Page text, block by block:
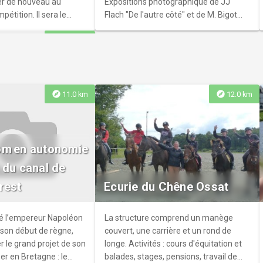
Il sera le
Flach "De l'autre côté" et de M. Bigot
clowns
où l'objectif est de
cachés dans
Vous trouverez
de pique nique,
Une idée de
Le jardin est
vidéo. Les enfants
explore 11.0 km
en autonomie
canal de
l’empereur Napoléon
son début de règne,
le grand projet de son
en Bretagne : le
explore 12.0 km
Ecurie du Chêne Ossat
La structure comprend un manège
couvert, une carrière et un rond de
longe. Activités : cours d'équitation et
balades, stages, pensions, travail de